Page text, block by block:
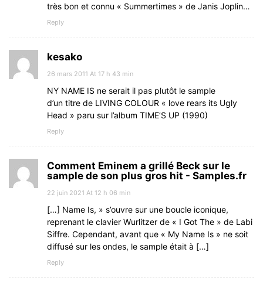
très bon et connu « Summertimes » de Janis Joplin…
Reply
kesako
26 mars 2011 At 17 h 43 min
NY NAME IS ne serait il pas plutôt le sample
d’un titre de LIVING COLOUR « love rears its Ugly
Head » paru sur l’album TIME’S UP (1990)
Reply
Comment Eminem a grillé Beck sur le
sample de son plus gros hit - Samples.fr
22 juin 2021 At 12 h 06 min
[…] Name Is, » s’ouvre sur une boucle iconique,
reprenant le clavier Wurlitzer de « I Got The » de Labi
Siffre. Cependant, avant que « My Name Is » ne soit
diffusé sur les ondes, le sample était à […]
Reply